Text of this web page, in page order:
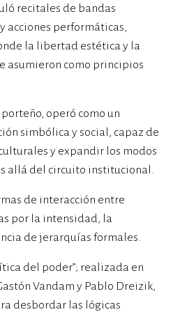
recitales de bandas
acciones performáticas,
la libertad estética y la
asumieron como principios
operó como un
simbólica y social, capaz de
y expandir los modos
allá del circuito institucional.
de interacción entre
por la intensidad, la
de jerarquías formales.
del poder”; realizada en
Vandam y Pablo Dreizik,
desbordar las lógicas